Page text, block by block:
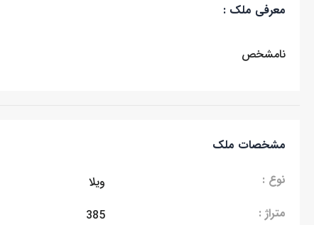
معرفی ملک :
نامشخص
مشخصات ملک
نوع :
ویلا
متراژ :
385